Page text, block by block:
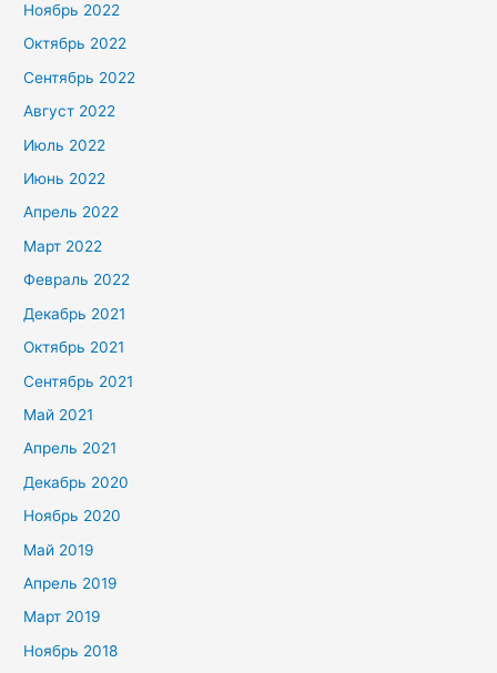
Ноябрь 2022
Октябрь 2022
Сентябрь 2022
Август 2022
Июль 2022
Июнь 2022
Апрель 2022
Март 2022
Февраль 2022
Декабрь 2021
Октябрь 2021
Сентябрь 2021
Май 2021
Апрель 2021
Декабрь 2020
Ноябрь 2020
Май 2019
Апрель 2019
Март 2019
Ноябрь 2018